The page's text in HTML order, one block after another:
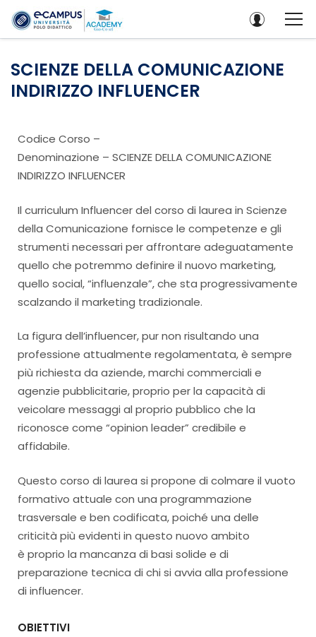
SCIENZE DELLA COMUNICAZIONE
INDIRIZZO INFLUENCER
Codice Corso –
Denominazione – SCIENZE DELLA COMUNICAZIONE
INDIRIZZO INFLUENCER
Il curriculum Influencer del corso di laurea in Scienze
della Comunicazione fornisce le competenze e gli
strumenti necessari per affrontare adeguatamente
quello che potremmo definire il nuovo marketing,
quello social, “influenzale”, che sta progressivamente
scalzando il marketing tradizionale.
La figura dell’influencer, pur non risultando una
professione attualmente regolamentata, è sempre
più richiesta da aziende, marchi commerciali e
agenzie pubblicitarie, proprio per la capacità di
veicolare messaggi al proprio pubblico che la
riconosce come “opinion leader” credibile e
affidabile.
Questo corso di laurea si propone di colmare il vuoto
formativo attuale con una programmazione
trasversale e ben codificata, poiché una delle
criticità più evidenti in questo nuovo ambito
è proprio la mancanza di basi solide e di
preparazione tecnica di chi si avvia alla professione
di influencer.
OBIETTIVI